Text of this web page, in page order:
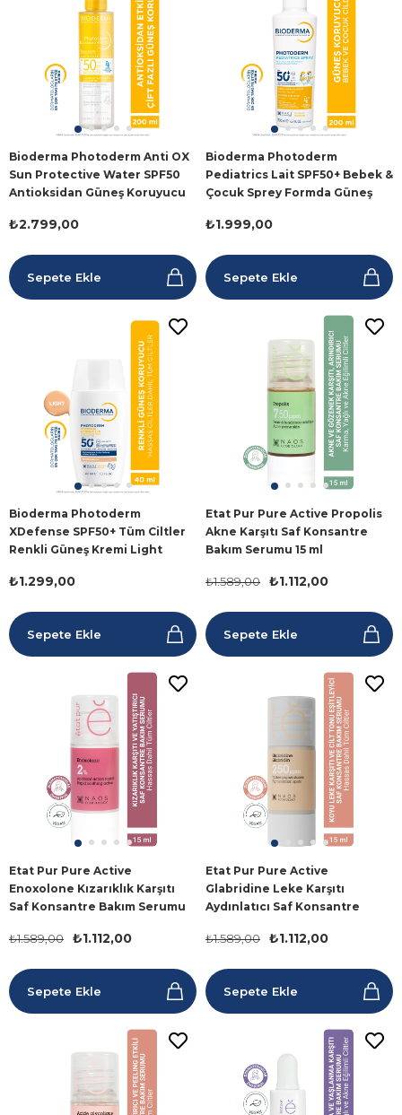
Bioderma Photoderm Anti OX
Sun Protective Water SPF50
Antioksidan Güneş Koruyucu
₺2.799,00
Sepete Ekle
Bioderma Photoderm
Pediatrics Lait SPF50+ Bebek &
Çocuk Sprey Formda Güneş
₺1.999,00
Sepete Ekle
Bioderma Photoderm
XDefense SPF50+ Tüm Ciltler
Renkli Güneş Kremi Light
₺1.299,00
Sepete Ekle
Etat Pur Pure Active Propolis
Akne Karşıtı Saf Konsantre
Bakım Serumu 15 ml
₺1.112,00
₺1.589,00
Sepete Ekle
Etat Pur Pure Active
Enoxolone Kızarıklık Karşıtı
Saf Konsantre Bakım Serumu
₺1.112,00
₺1.589,00
Sepete Ekle
Etat Pur Pure Active
Glabridine Leke Karşıtı
Aydınlatıcı Saf Konsantre
₺1.112,00
₺1.589,00
Sepete Ekle